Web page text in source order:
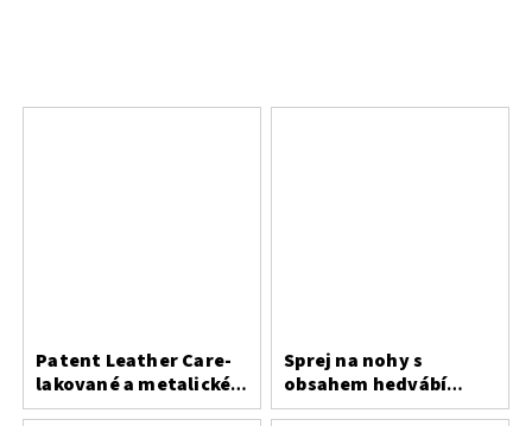
Patent Leather Care-
lakované a metalické
usně
Sprej na nohy s
obsahem hedvábí
Bergal